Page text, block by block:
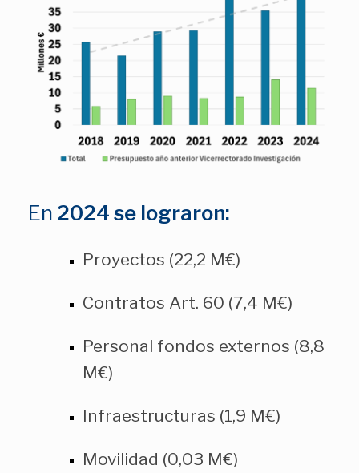
En 2024 se lograron:
Proyectos (22,2 M€)
Contratos Art. 60 (7,4 M€)
Personal fondos externos (8,8
M€)
Infraestructuras (1,9 M€)
Movilidad (0,03 M€)